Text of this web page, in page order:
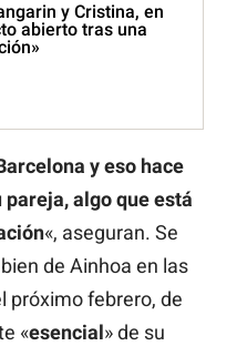
y Cristina, en
abierto tras una
y eso hace
algo que está
«, aseguran. Se
de Ainhoa en las
próximo febrero, de
«esencial» de su